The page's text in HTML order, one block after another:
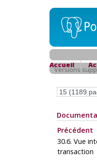
Accueil
Versions
Précédent
30.6. Vue
transaction